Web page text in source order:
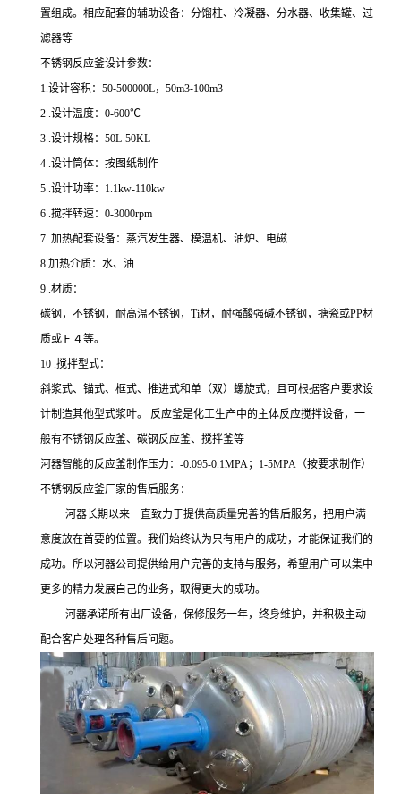
置组成。相应配套的辅助设备：分馏柱、冷凝器、分水器、收集罐、过
滤器等
不锈钢反应釜设计参数：
1.设计容积： 50-500000L， 50m3-100m3
2 .设计温度： 0-600℃
3 .设计规格： 50L-50KL
4 .设计筒体： 按图纸制作
5 .设计功率： 1.1kw-110kw
6 .搅拌转速： 0-3000rpm
7 .加热配套设备：蒸汽发生器、模温机、油炉、电磁
8.加热介质：水、油
9 .材质：
碳钢，不锈钢，耐高温不锈钢， Ti材， 耐强酸强碱不锈钢，搪瓷或PP材
质或Ｆ４等。
10 .搅拌型式：
斜浆式、锚式、框式、推进式和单（双）螺旋式，且可根据客户要求设
计制造其他型式浆叶。
反应釜是化工生产中的主体反应搅拌设备，一
般有不锈钢反应釜、碳钢反应釜、搅拌釜等
河器智能的反应釜制作压力： -0.095-0.1MPA； 1-5MPA （按要求制作）
不锈钢反应釜厂家的售后服务：
河器长期以来一直致力于提供高质量完善的售后服务，把用户满
意度放在首要的位置。我们始终认为只有用户的成功，才能保证我们的
成功。所以河器公司提供给用户完善的支持与服务，希望用户可以集中
更多的精力发展自己的业务，取得更大的成功。
河器承诺所有出厂设备，保修服务一年，终身维护，并积极主动
配合客户处理各种售后问题。